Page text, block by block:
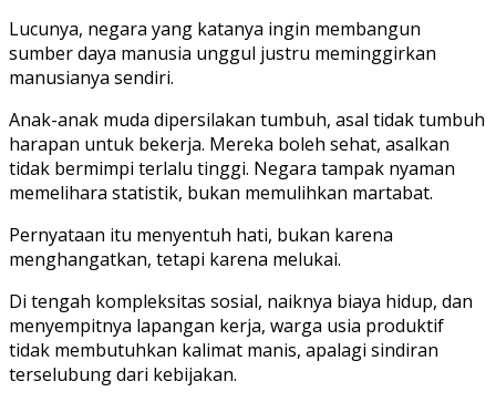
Lucunya, negara yang katanya ingin membangun
sumber daya manusia unggul justru meminggirkan
manusianya sendiri.
Anak-anak muda dipersilakan tumbuh, asal tidak tumbuh
harapan untuk bekerja. Mereka boleh sehat, asalkan
tidak bermimpi terlalu tinggi. Negara tampak nyaman
memelihara statistik, bukan memulihkan martabat.
Pernyataan itu menyentuh hati, bukan karena
menghangatkan, tetapi karena melukai.
Di tengah kompleksitas sosial, naiknya biaya hidup, dan
menyempitnya lapangan kerja, warga usia produktif
tidak membutuhkan kalimat manis, apalagi sindiran
terselubung dari kebijakan.